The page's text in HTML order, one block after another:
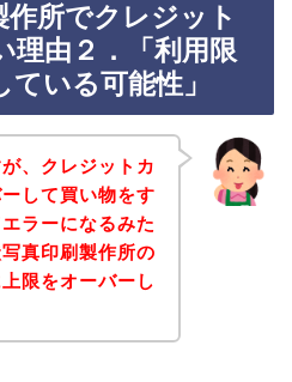
所でクレジット
理由２．「利用限
いる可能性」
、クレジットカ
して買い物をす
ラーになるみた
真印刷製作所の
限をオーバーし